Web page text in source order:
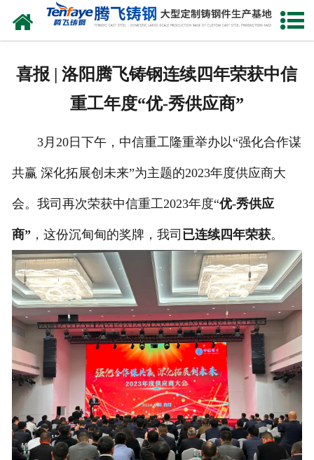
网站首页
生产能力
联系我们
喜报 | 洛阳腾飞铸钢连续四年荣获中信
重工年度“优-秀供应商”
3月20日下午，中信重工隆重举办以“强化合作谋
共赢 深化拓展创未来”为主题的2023年度供应商大
会。我司再次荣获中信重工2023年度“优-秀供应
商”，这份沉甸甸的奖牌，我司 已连续四年荣获。